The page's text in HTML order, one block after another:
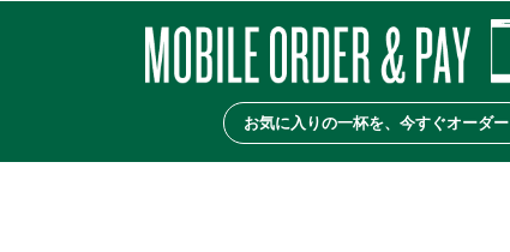
お気に入りの一杯を、今すぐオーダー